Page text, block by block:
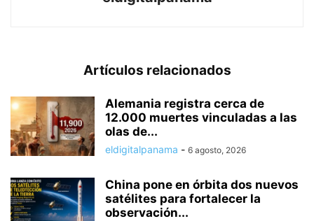
Artículos relacionados
Alemania registra cerca de
12.000 muertes vinculadas a las
olas de...
eldigitalpanama - 6 agosto, 2026
China pone en órbita dos nuevos
satélites para fortalecer la
observación...